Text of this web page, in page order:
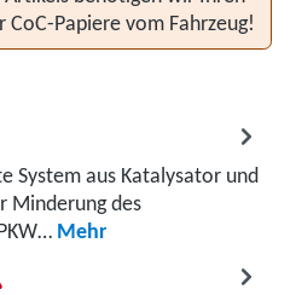
CoC-Papiere vom Fahrzeug!
System aus Katalysator und
Minderung des
Mehr